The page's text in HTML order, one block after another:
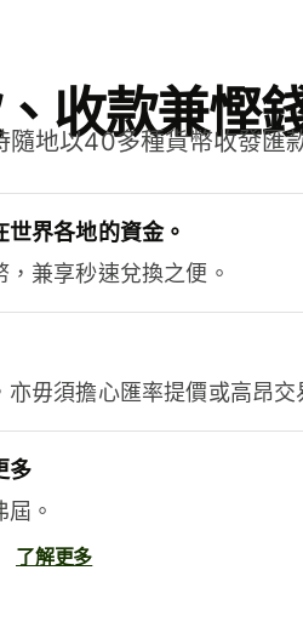
收款兼慳
隨地以40多種貨幣收發匯
世界各地的資金。
兼享秒速兌換之便。
亦毋須擔心匯率提價或高昂交
多
。
了解更多